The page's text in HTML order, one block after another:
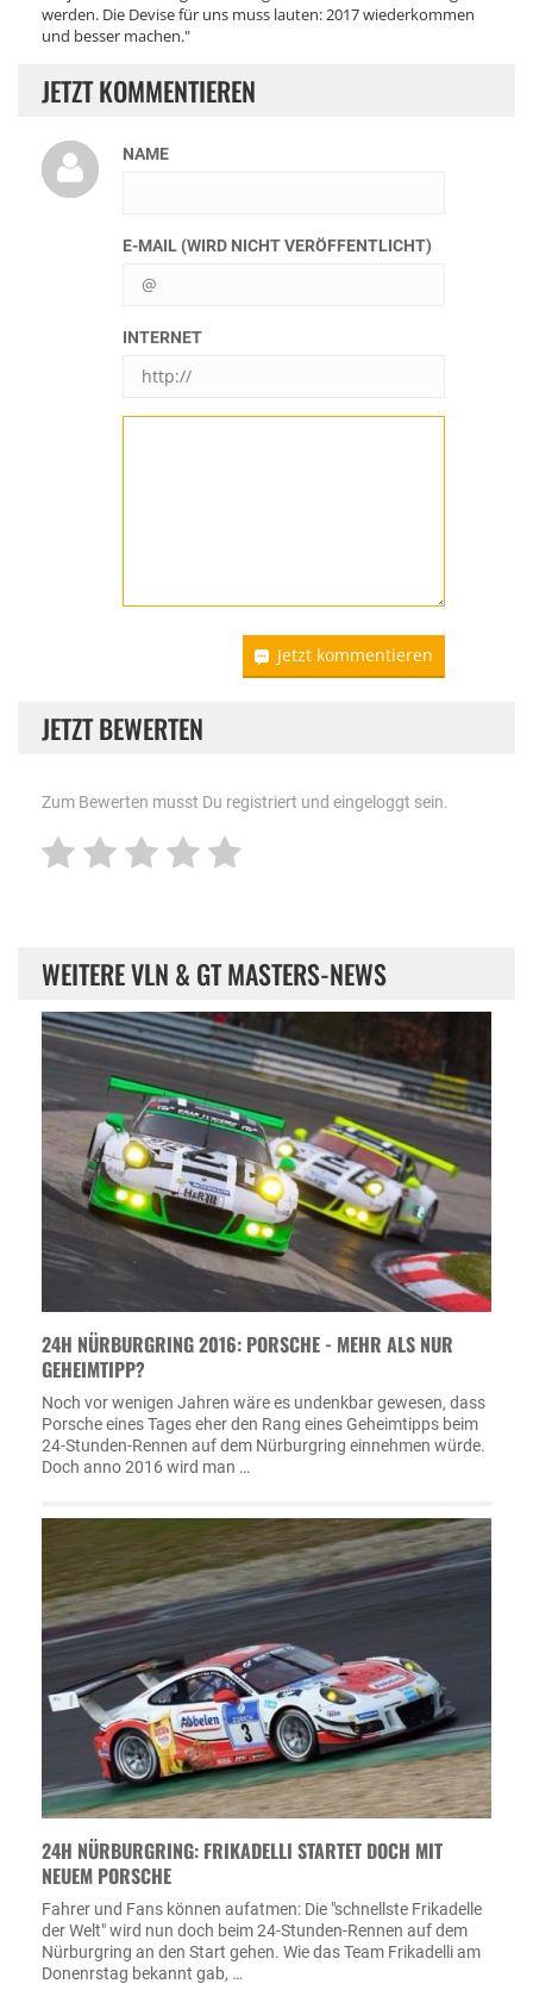
werden. Die Devise für uns muss lauten: 2017 wiederkommen
und besser machen."
JETZT KOMMENTIEREN
NAME
E-MAIL (WIRD NICHT VERÖFFENTLICHT)
INTERNET
Jetzt kommentieren
JETZT BEWERTEN
Zum Bewerten musst Du registriert und eingeloggt sein.
WEITERE VLN & GT MASTERS-NEWS
24H NÜRBURGRING 2016: PORSCHE - MEHR ALS NUR
GEHEIMTIPP?
Noch vor wenigen Jahren wäre es undenkbar gewesen, dass
Porsche eines Tages eher den Rang eines Geheimtipps beim
24-Stunden-Rennen auf dem Nürburgring einnehmen würde.
Doch anno 2016 wird man …
24H NÜRBURGRING: FRIKADELLI STARTET DOCH MIT
NEUEM PORSCHE
Fahrer und Fans können aufatmen: Die "schnellste Frikadelle
der Welt" wird nun doch beim 24-Stunden-Rennen auf dem
Nürburgring an den Start gehen. Wie das Team Frikadelli am
Donenrstag bekannt gab, …